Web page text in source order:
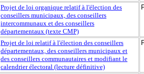
Projet de loi organique relatif à l'élection des
conseillers municipaux, des conseillers
intercommunaux et des conseillers
départementaux (texte CMP)
Projet de loi relatif à l'élection des conseillers
départementaux, des conseillers municipaux et
des conseillers communautaires et modifiant le
calendrier électoral (lecture définitive)